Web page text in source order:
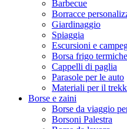
Barbecue
Borracce
Giardinaggio
Spiaggia
Escursioni e
Borsa frigo termiche
Cappelli di paglia
Parasole per le auto
Materiali per il
Borse e zaini
Borse da viaggio
Borsoni Palestra